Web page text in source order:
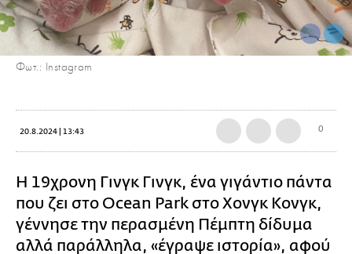
Φωτ.: Instagram
20.8.2024 | 13:43 0
Η 19χρονη Γινγκ Γινγκ, ένα γιγάντιο πάντα
που ζει στο Ocean Park στο Χονγκ Κονγκ,
γέννησε την περασμένη Πέμπτη δίδυμα
αλλά παράλληλα, «έγραψε ιστορία», αφού